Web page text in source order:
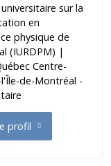
sur la
en
physique de
(IURDPM) |
Centre-
de-Montréal -
profilMarie-Ève